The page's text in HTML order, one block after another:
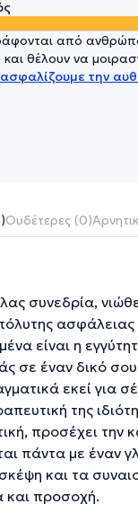
από
και θέλουν να
την
Ουδέτερες (0)
συνεδρία,
είναι η
σε έναν δικό
εκεί για
της
προσέχει την
πάντα με έναν
σκέψη και τα
και προσοχή.